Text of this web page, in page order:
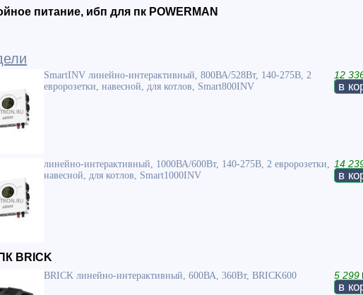
питание, ибп для пк POWERMAN
SmartINV линейно-интерактивный, 800ВА/528Вт, 140-275В, 2
евророзетки, навесной, для котлов, Smart800INV
12
в
линейно-интерактивный, 1000ВА/600Вт, 140-275В, 2 евророзетки,
навесной, для котлов, Smart1000INV
14
в
BRICK
BRICK линейно-интерактивный, 600ВА, 360Вт, BRICK600 5 299
в